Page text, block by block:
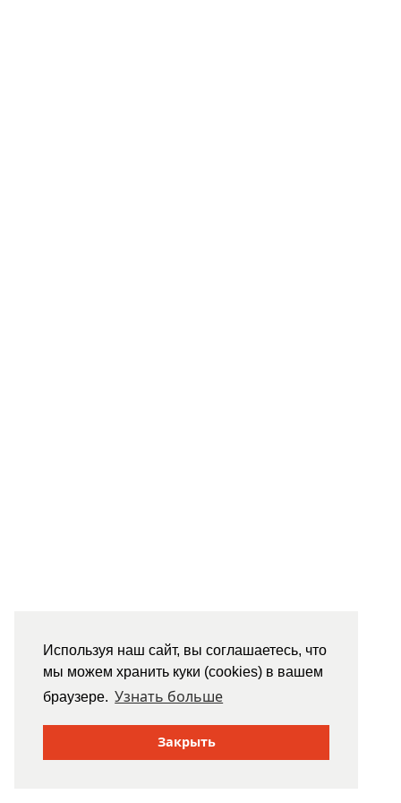
Используя наш сайт, вы соглашаетесь, что
мы можем хранить куки (cookies) в вашем
браузере. Узнать больше
Закрыть